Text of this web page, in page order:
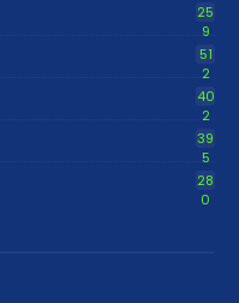
25
9
51
2
40
2
39
5
28
0